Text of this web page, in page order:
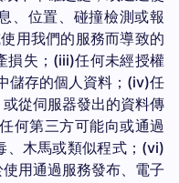
、位置、碰撞檢測或報
用我們的服務而導致的
損失；(iii)任何未經授權
儲存的個人資料；(iv)任
從伺服器發出的資料傳
何第三方可能向或通過
、木馬或類似程式；(vi)
用通過服務發布、電子